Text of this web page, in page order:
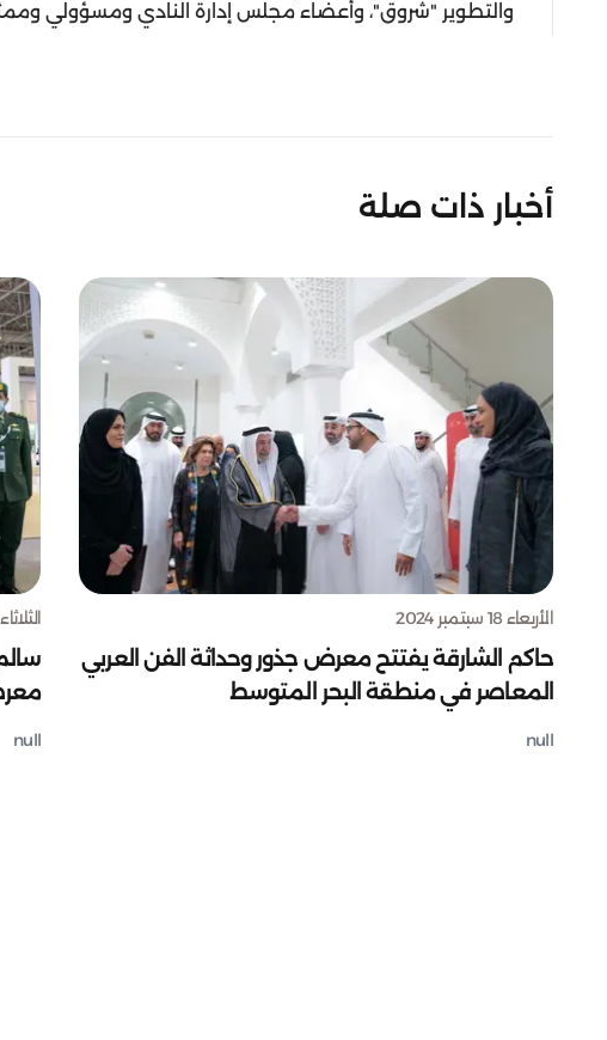
والتطوير "شروق"، وأعضاء مجلس إدارة النادي ومسؤولي
أخبار ذات صلة
الأربعاء 18 سبتمبر 2024
حاكم الشارقة يفتتح معرض جذور وحداثة الفن العربي
المعاصر في منطقة البحر المتوسط
null
الثلاثاء 19 أكتوبر
null